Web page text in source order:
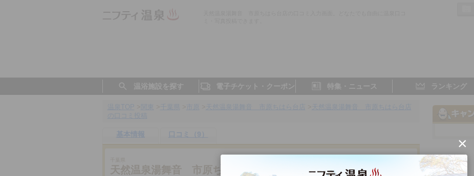
温浴施設を探す 電子チケット・クーポン 特集・ニュース ランキング
基本情報 口コミ（9）
天然温泉湯舞音 市原ちはら台店
×